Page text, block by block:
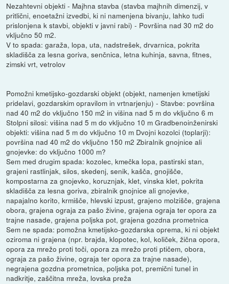
Nezahtevni objekti - Majhna stavba (stavba majhnih dimenzij, v
pritlični, enoetažni izvedbi, ki ni namenjena bivanju, lahko tudi
prislonjena k stavbi, objekti v javni rabi) - Površina nad 30 m2 do
vključno 50 m2.
V to spada: garaža, lopa, uta, nadstrešek, drvarnica, pokrita
skladišča za lesna goriva, senčnica, letna kuhinja, savna, fitnes,
zimski vrt, vetrolov
Pomožni kmetijsko-gozdarski objekt (objekt, namenjen kmetijski
pridelavi, gozdarskim opravilom in vrtnarjenju) - Stavbe: površina
nad 40 m2 do vključno 150 m2 in višina nad 5 m do vključno 6 m
Stolpni silosi: višina nad 5 m do vključno 10 m Gradbenoinženirski
objekti: višina nad 5 m do vključno 10 m Dvojni kozolci (toplarji):
površina nad 40 m2 do vključno 150 m2 Zbiralnik gnojnice ali
gnojevke: do vključno 1000 m?
Sem med drugim spada: kozolec, kmečka lopa, pastirski stan,
grajeni rastlinjak, silos, skedenj, senik, kašča, gnojišče,
kompostarna za gnojevko, koruznjak, klet, vinska klet, pokrita
skladišča za lesna goriva, zbiralnik gnojnice ali gnojevke,
napajalno korito, krmišče, hlevski izpust, grajeno molzišče, grajena
obora, grajena ograja za pašo živine, grajena ograja ter opora za
trajne nasade, grajena poljska pot, grajena gozdna prometnica
Sem ne spada: pomožna kmetijsko-gozdarska oprema, ki ni objekt
oziroma ni grajena (npr. brajda, klopotec, kol, količek, žična opora,
opora za mrežo proti toči, opora za mrežo proti ptičem, obora,
ograja za pašo živine, ograja ter opora za trajne nasade),
negrajena gozdna prometnica, poljska pot, premični tunel in
nadkritje, zaščitna mreža, lovska preža